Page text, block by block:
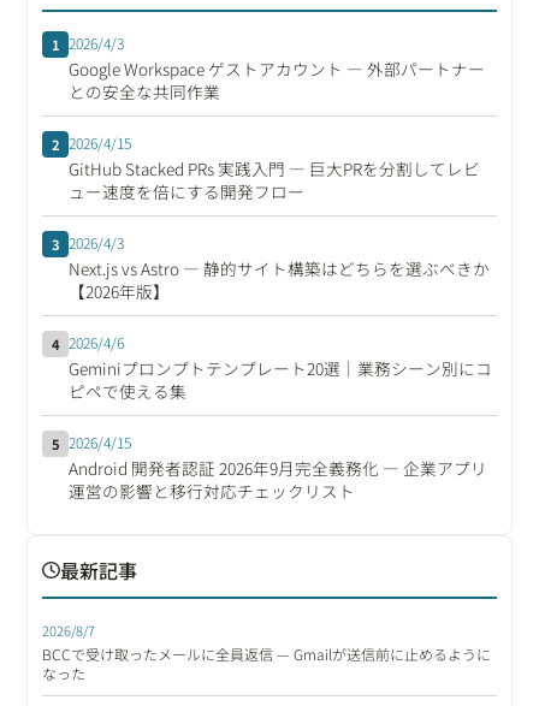
1 2026/4/3
Google Workspace ゲストアカウント ― 外部パートナー
との安全な共同作業
2 2026/4/15
GitHub Stacked PRs 実践入門 ― 巨大PRを分割してレビ
ュー速度を倍にする開発フロー
3 2026/4/3
Next.js vs Astro ― 静的サイト構築はどちらを選ぶべきか
【2026年版】
4 2026/4/6
Geminiプロンプトテンプレート20選｜業務シーン別にコ
ピペで使える集
5 2026/4/15
Android 開発者認証 2026年9月完全義務化 ― 企業アプリ
運営の影響と移行対応チェックリスト
最新記事
2026/8/7
BCCで受け取ったメールに全員返信 — Gmailが送信前に止めるように
なった